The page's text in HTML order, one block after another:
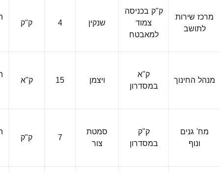
מרכז שירות
לתושב
ק"ק בכניסה
צמוד
למאבטח
שנקין 4 ק"ק
מנהל החינוך ק"א
במסדרון ויצמן 15 ק"א
מח' גנים
ונוף
ק"ק
במסדרון
סמטת
צור 7 ק"ק